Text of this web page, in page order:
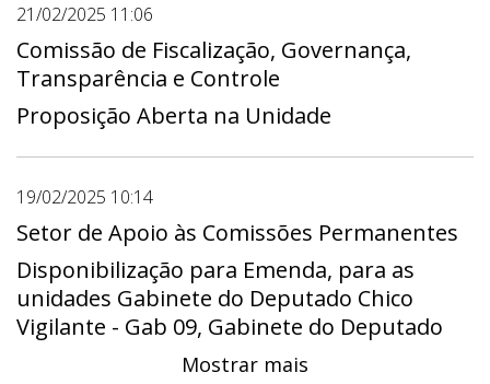
21/02/2025 11:06
Comissão de Fiscalização, Governança,
Transparência e Controle
Proposição Aberta na Unidade
19/02/2025 10:14
Setor de Apoio às Comissões Permanentes
Disponibilização para Emenda, para as
unidades Gabinete do Deputado Chico
Vigilante - Gab 09, Gabinete do Deputado
Daniel Donizet - Gab 15, Gabinete do
Mostrar mais